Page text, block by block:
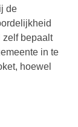
de
zelf bepaalt
in te
hoewel